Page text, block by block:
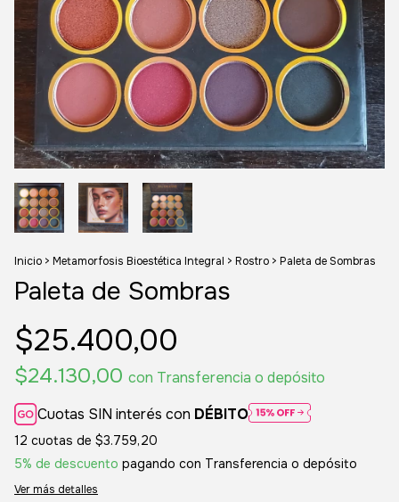
Inicio > Metamorfosis Bioestética Integral > Rostro > Paleta de Sombras
Paleta de Sombras
$25.400,00
$24.130,00 con Transferencia o depósito
Cuotas SIN interés con DÉBITO
12 cuotas de $3.759,20
5% de descuento pagando con Transferencia o depósito
Ver más detalles